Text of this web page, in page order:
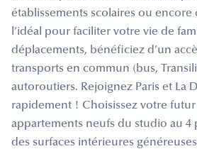
établissements scolaires ou encore
l’idéal pour faciliter votre vie de
déplacements, bénéficiez d’un
transports en commun (bus,
autoroutiers. Rejoignez Paris et La
rapidement ! Choisissez votre
appartements neufs du studio au 4
des surfaces intérieures